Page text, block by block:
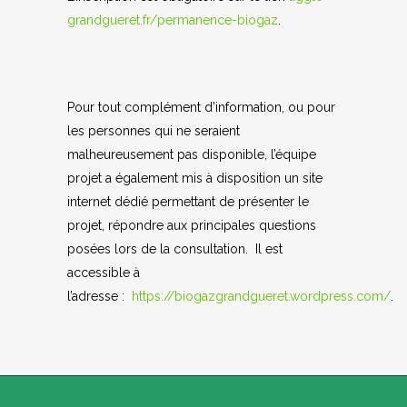
grandgueret.fr/permanence-biogaz
Pour tout complément d’information, ou pour
les personnes qui ne seraient
malheureusement pas disponible, l’équipe
projet a également mis à disposition un site
internet dédié permettant de présenter le
projet, répondre aux principales questions
posées lors de la consultation. Il est
accessible à
l’adresse :
https://biogazgrandgueret.wordpress.com/